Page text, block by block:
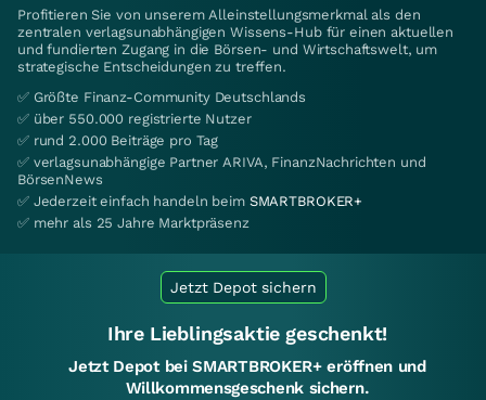
Profitieren Sie von unserem Alleinstellungsmerkmal als den
zentralen verlagsunabhängigen Wissens-Hub für einen aktuellen
und fundierten Zugang in die Börsen- und Wirtschaftswelt, um
strategische Entscheidungen zu treffen.
✅ Größte Finanz-Community Deutschlands
✅ über 550.000 registrierte Nutzer
✅ rund 2.000 Beiträge pro Tag
✅ verlagsunabhängige Partner ARIVA, FinanzNachrichten und
BörsenNews
✅ Jederzeit einfach handeln beim SMARTBROKER+
✅ mehr als 25 Jahre Marktpräsenz
Jetzt Depot sichern
Ihre Lieblingsaktie geschenkt!
Jetzt Depot bei SMARTBROKER+ eröffnen und
Willkommensgeschenk sichern.